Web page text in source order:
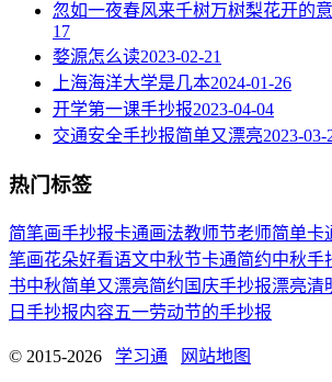
忽如一夜春风来千树万树梨花开的
17
婺源怎么读2023-02-21
上海海洋大学是几本2024-01-26
开学第一课手抄报2023-04-04
交通安全手抄报简单又漂亮2023-03-
热门标签
简笔画手抄报卡通画法教师节老师简单卡
笔画花朵好看语文中秋节卡通简约中秋手
书中秋简单又漂亮简约 国庆手抄报漂亮清
日 手抄报内容五一劳动节的手抄报
© 2015-2026 学习通 网站地图